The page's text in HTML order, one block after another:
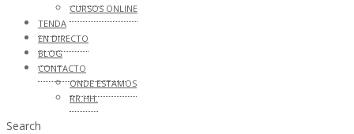
CURSOS ONLINE
TENDA
EN DIRECTO
BLOG
CONTACTO
ONDE ESTAMOS
RR.HH.
Search